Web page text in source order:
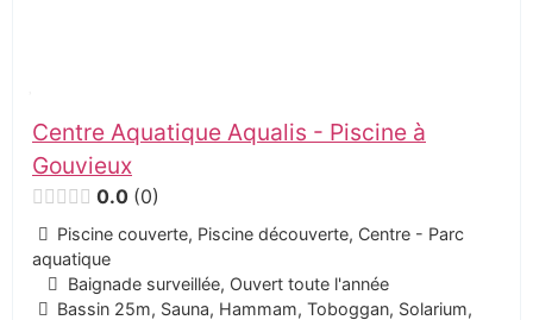
Centre Aquatique Aqualis - Piscine à
Gouvieux
0.0 0
Piscine couverte, Piscine découverte, Centre - Parc
aquatique
Baignade surveillée, Ouvert toute l'année
Bassin 25m, Sauna, Hammam, Toboggan, Solarium,